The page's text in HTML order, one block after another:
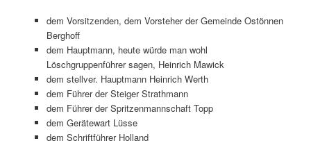
dem Vorsitzenden, dem Vorsteher der Gemeinde Ostönnen
Berghoff
dem Hauptmann, heute würde man wohl
Löschgruppenführer sagen, Heinrich Mawick
dem stellver. Hauptmann Heinrich Werth
dem Führer der Steiger Strathmann
dem Führer der Spritzenmannschaft Topp
dem Gerätewart Lüsse
dem Schriftführer Holland